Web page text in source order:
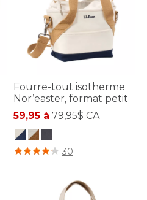
Fourre-tout isotherme
Nor’easter, format petit
59,95 à 79,95$ CA
5 sur 5 Évaluation des clients
30